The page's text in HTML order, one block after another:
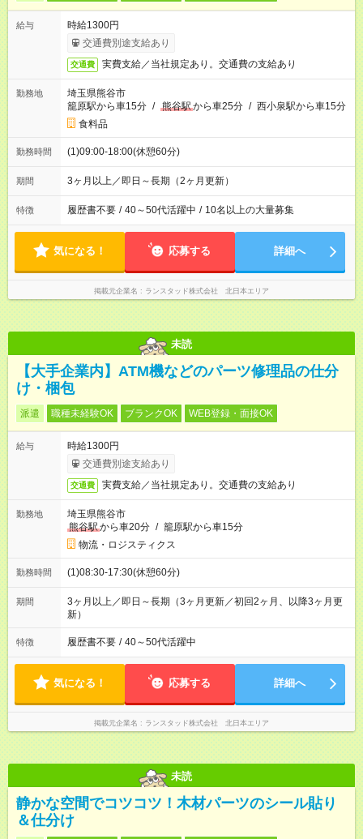
給与
時給1300円
交通費別途支給あり
交通費 実費支給／当社規定あり。交通費の支給あり
勤務地
埼玉県熊谷市
籠原駅から車15分 / 熊谷駅から車25分 / 西小泉駅から車15分
食料品
勤務時間 (1)09:00-18:00(休憩60分)
期間 3ヶ月以上／即日～長期（2ヶ月更新）
特徴 履歴書不要 / 40～50代活躍中 / 10名以上の大量募集
気になる！ 応募する 詳細へ
掲載元企業名 ランスタッド株式会社 北日本エリア
未読
【大手企業内】ATM機などのパーツ修理品の仕分
け・梱包
派遣 職種未経験OK ブランクOK WEB登録・面接OK
給与
時給1300円
交通費別途支給あり
交通費 実費支給／当社規定あり。交通費の支給あり
勤務地
埼玉県熊谷市
熊谷駅から車20分 / 籠原駅から車15分
物流・ロジスティクス
勤務時間 (1)08:30-17:30(休憩60分)
期間
3ヶ月以上／即日～長期（3ヶ月更新／初回2ヶ月、以降3ヶ月更
新）
特徴 履歴書不要 / 40～50代活躍中
気になる！ 応募する 詳細へ
掲載元企業名 ランスタッド株式会社 北日本エリア
未読
静かな空間でコツコツ！木材パーツのシール貼り
＆仕分け